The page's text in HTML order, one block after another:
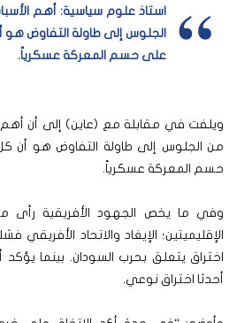
استاذ علوم سياسية: أهم
الجلوس إلى طاولة التفاوض
على حسم المعركة عسكرياً.
ويلفت في مقابلة مع (عاين) إلى أن أهم
من الجلوس إلى طاولة التفاوض هو أن
حسم المعركة عسكرياً.
وفي ما يخص الجهود الأفريقية رأى
الإقليميتين؛ الإيغاد والاتحاد
اختراق يتعلق بحرب السودان. بينما يؤكد
أحدثا اختراق نوعي.